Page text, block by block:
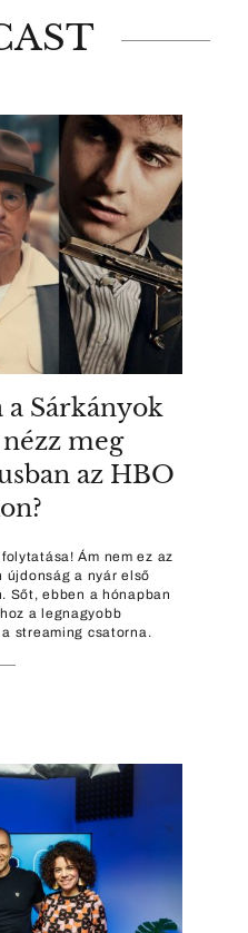
a Sárkányok
meg
az HBO
Ám nem ez az
a nyár első
Sőt, ebben a hónapban
a legnagyobb
streaming csatorna.